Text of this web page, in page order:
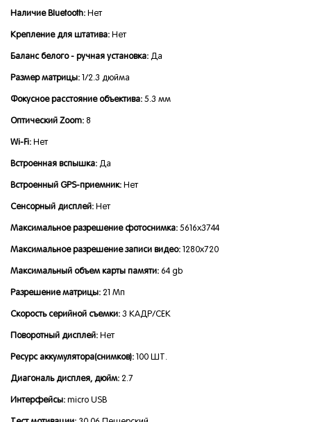
Наличие Bluetooth: Нет
Крепление для штатива: Нет
Баланс белого - ручная установка: Да
Размер матрицы: 1/2.3 дюйма
Фокусное расстояние объектива: 5.3 мм
Оптический Zoom: 8
Wi-Fi: Нет
Встроенная вспышка: Да
Встроенный GPS-приемник: Нет
Сенсорный дисплей: Нет
Максимальное разрешение фотоснимка: 5616x3744
Максимальное разрешение записи видео: 1280x720
Максимальный объем карты памяти: 64 gb
Разрешение матрицы: 21 Мп
Скорость серийной съемки: 3 КАДР/СЕК
Поворотный дисплей: Нет
Ресурс аккумулятора(снимков): 100 ШТ.
Диагональ дисплея, дюйм: 2.7
Интерфейсы: micro USB